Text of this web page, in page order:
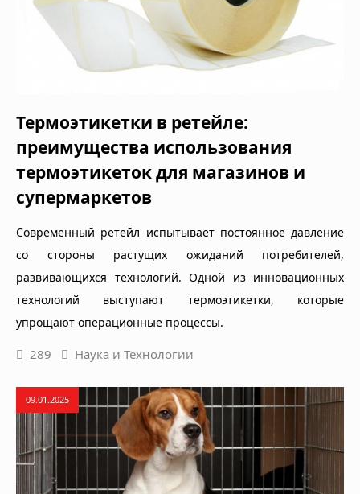
Термоэтикетки в ретейле:
преимущества использования
термоэтикеток для магазинов и
супермаркетов
Современный ретейл испытывает постоянное давление
со стороны растущих ожиданий потребителей,
развивающихся технологий. Одной из инновационных
технологий выступают термоэтикетки, которые
упрощают операционные процессы.
289 Наука и Технологии
09.01.2025